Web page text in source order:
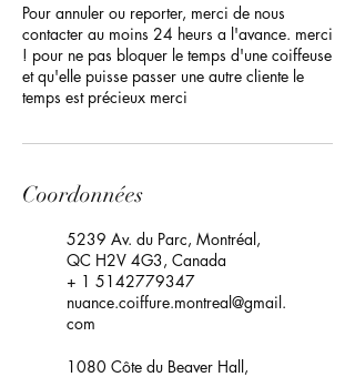
Pour annuler ou reporter, merci de nous
contacter au moins 24 heurs a l'avance. merci
! pour ne pas bloquer le temps d'une coiffeuse
et qu'elle puisse passer une autre cliente le
temps est précieux merci
Coordonnées
5239 Av. du Parc, Montréal,
QC H2V 4G3, Canada
+ 1 5142779347
nuance.coiffure.montreal@gmail.
com
1080 Côte du Beaver Hall,